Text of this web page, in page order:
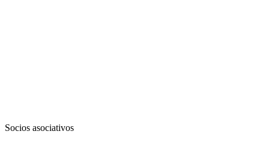
Socios asociativos